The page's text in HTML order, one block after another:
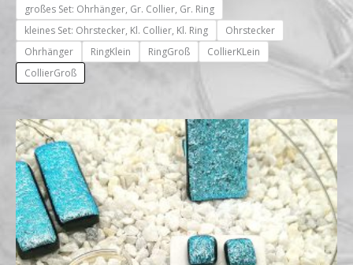
großes Set: Ohrhänger, Gr. Collier, Gr. Ring
kleines Set: Ohrstecker, Kl. Collier, Kl. Ring
Ohrstecker
Ohrhänger
RingKlein RingGroß
CollierKLein
CollierGroß
Preisspanne:
€14,00
bis
€59,00